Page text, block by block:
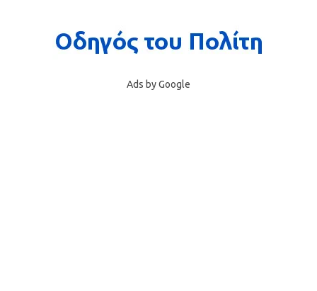
Ads by Google